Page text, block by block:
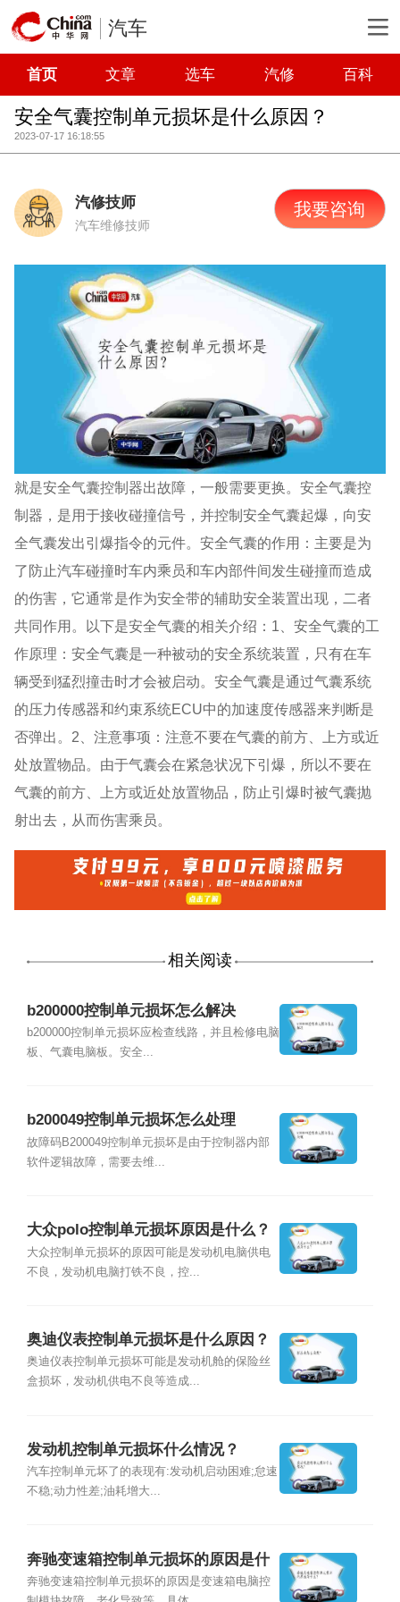
汽车
首页 文章 选车 汽修 百科
安全气囊控制单元损坏是什么原因？
2023-07-17 16:18:55
汽修技师
汽车维修技师
我要咨询
就是安全气囊控制器出故障，一般需要更换。安全气囊控
制器，是用于接收碰撞信号，并控制安全气囊起爆，向安
全气囊发出引爆指令的元件。安全气囊的作用：主要是为
了防止汽车碰撞时车内乘员和车内部件间发生碰撞而造成
的伤害，它通常是作为安全带的辅助安全装置出现，二者
共同作用。以下是安全气囊的相关介绍：1、安全气囊的工
作原理：安全气囊是一种被动的安全系统装置，只有在车
辆受到猛烈撞击时才会被启动。安全气囊是通过气囊系统
的压力传感器和约束系统ECU中的加速度传感器来判断是
否弹出。2、注意事项：注意不要在气囊的前方、上方或近
处放置物品。由于气囊会在紧急状况下引爆，所以不要在
气囊的前方、上方或近处放置物品，防止引爆时被气囊抛
射出去，从而伤害乘员。
相关阅读
b200000控制单元损坏怎么解决
b200000控制单元损坏应检查线路，并且检修电脑
板、气囊电脑板。安全...
b200049控制单元损坏怎么处理
故障码B200049控制单元损坏是由于控制器内部
软件逻辑故障，需要去维...
大众polo控制单元损坏原因是什么？
大众控制单元损坏的原因可能是发动机电脑供电
不良，发动机电脑打铁不良，控...
奥迪仪表控制单元损坏是什么原因？
奥迪仪表控制单元损坏可能是发动机舱的保险丝
盒损坏，发动机供电不良等造成...
发动机控制单元损坏什么情况？
汽车控制单元坏了的表现有:发动机启动困难;怠速
不稳;动力性差;油耗增大...
奔驰变速箱控制单元损坏的原因是什
么？
奔驰变速箱控制单元损坏的原因是变速箱电脑控